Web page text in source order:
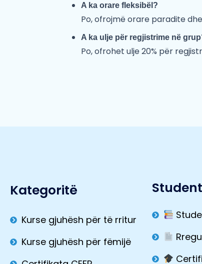
A ka orare fleksibël?
Po, ofrojmë orare paradite
A ka ulje për regjistrime në
Po, ofrohet ulje 20% për
Kategoritë
Kurse gjuhësh për të rritur
Kurse gjuhësh për fëmijë